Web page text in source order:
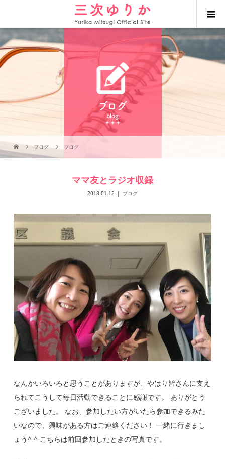
ブログ
blog
ブログ ブログ
ママ友とラジオ収録
2018.01.12 ブログ
なんかいろいろと思うことがありますが、やはり皆さんに支え
られてこうして毎日活動できることに感謝です。 ありがとう
ございました。 なお、参加したい方がいたら参加できるみた
いなので、興味がある方はご連絡ください！ 一緒に行きまし
ょう^ ^ こちらは前回参加したときの写真です。